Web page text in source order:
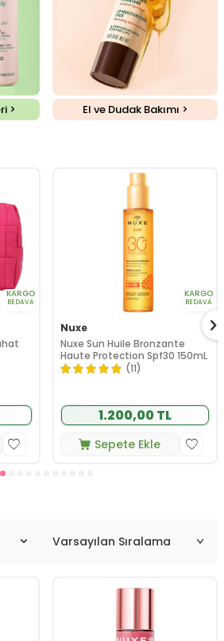
> El ve Dudak Bakımı >
KARGO
BEDAVA
KARGO
BEDAVA
Nuxe
Nuxe Sun Huile Bronzante
Haute Protection Spf30 150mL
(11)
1.200,00 TL
Sepete Ekle